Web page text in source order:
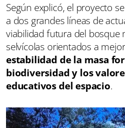
Según explicó, el proyecto
a dos grandes líneas de
viabilidad futura del bosque
selvícolas orientados a
estabilidad de la masa
biodiversidad y los
educativos del espacio.